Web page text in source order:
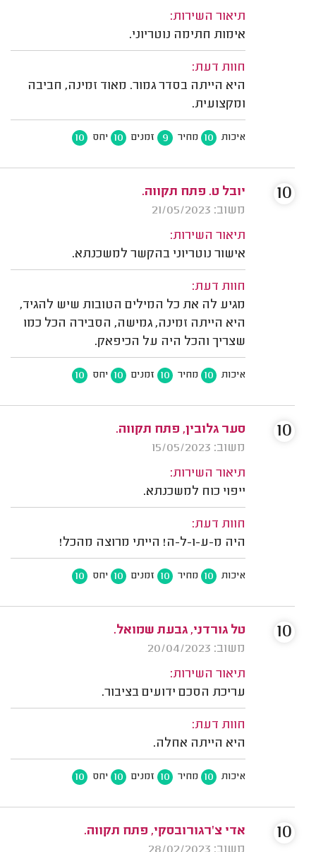
תיאור השירות:
אימות חתימה נוטריוני.
חוות דעת:
היא הייתה בסדר גמור. מאוד זמינה, חביבה
ומקצועית.
איכות 10 מחיר 9 זמנים 10 יחס 10
יובל ט. פתח תקווה.
משוב: 21/05/2023
תיאור השירות:
אישור נוטריוני בהקשר למשכנתא.
חוות דעת:
מגיע לה את כל המילים הטובות שיש להגיד,
היא הייתה זמינה, גמישה, הסבירה הכל כמו
שצריך והכל היה על הכיפאק.
איכות 10 מחיר 10 זמנים 10 יחס 10
10
סער גלובין, פתח תקווה.
משוב: 15/05/2023
תיאור השירות:
ייפוי כוח למשכנתא.
חוות דעת:
היה מ-ע-ו-ל-ה! הייתי מרוצה מהכל!
איכות 10 מחיר 10 זמנים 10 יחס 10
10
טל גורדני, גבעת שמואל.
משוב: 20/04/2023
תיאור השירות:
עריכת הסכם ידועים בציבור.
חוות דעת:
היא הייתה אחלה.
איכות 10 מחיר 10 זמנים 10 יחס 10
10
אדי צ'רגורובסקי, פתח תקווה.
10